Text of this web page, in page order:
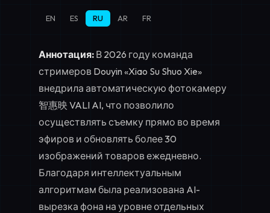
EN ES RU AR FR
Аннотация: В 2026 году команда
стримеров Douyin «Xiao Su Shuo Xie»
внедрила автоматическую фотокамеру
智惠映 VALI AI, что позволило
осуществлять съемку прямо во время
эфиров и обновлять более 30
изображений товаров ежедневно.
Благодаря интеллектуальным
алгоритмам была реализована AI-
вырезка фона на уровне отдельных